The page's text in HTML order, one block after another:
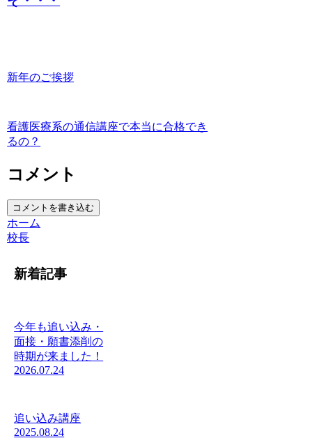
新年のご挨拶
看護医療系の通信講座で本当に合格でき
るの？
コメント
コメントを書き込む
ホーム
校長
新着記事
今年も追い込み・
面接・願書添削の
時期が来ました！
2026.07.24
追い込み講座
2025.08.24